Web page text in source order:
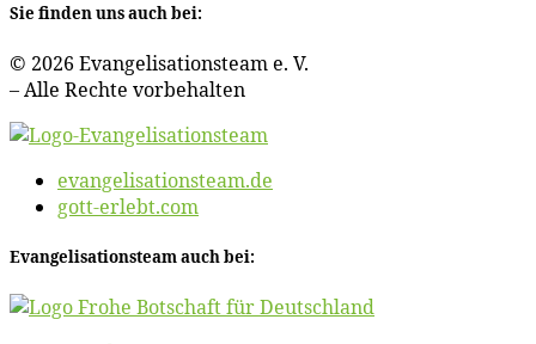
Sie fin­den uns auch bei:
© 2026 Evan­ge­li­sa­ti­ons­team e. V.
– Al­le Rech­te vorbehalten
evangelisationsteam.de
gott-erlebt.com
Evan­ge­li­sa­ti­ons­team auch bei: